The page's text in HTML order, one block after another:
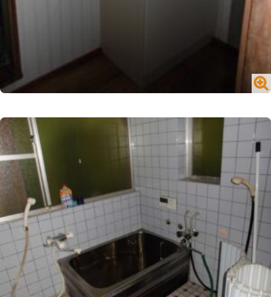
買う／一戸建て／山内町大字宮野